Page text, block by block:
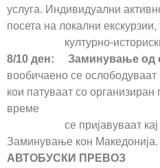
услуга. Индивидуални
посета на локални
културно-историски
8/10 ден: Заминување од
вообичаено се
кои патуваат со
време
се пријавуваат кај
Заминување кон Македонија.
АВТОБУСКИ ПРЕВОЗ